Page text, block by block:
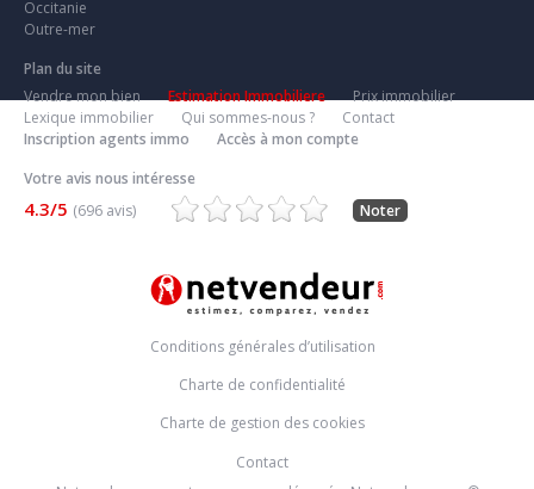
Occitanie
Outre-mer
Plan du site
Vendre mon bien
Estimation Immobiliere
Prix immobilier
Lexique immobilier
Qui sommes-nous ?
Contact
Inscription agents immo
Accès à mon compte
Votre avis nous intéresse
4.3/5 (696 avis) Noter
Conditions générales d’utilisation
Charte de confidentialité
Charte de gestion des cookies
Contact